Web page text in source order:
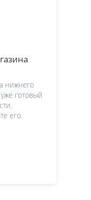
нижнего
готовый
его.